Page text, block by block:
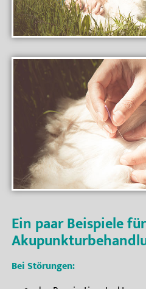
Ein paar Beispiele
Bei Störungen: